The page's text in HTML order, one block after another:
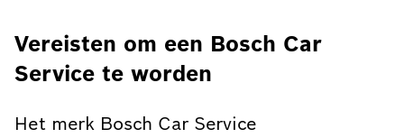
Vereisten om een Bosch Car
Service te worden
Het merk Bosch Car Service